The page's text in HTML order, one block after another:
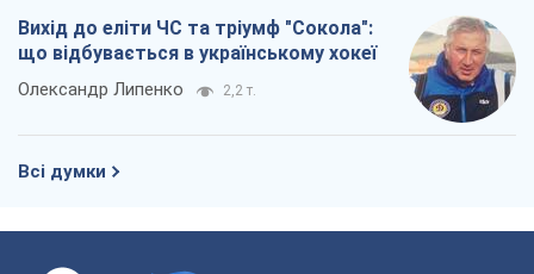
Вихід до еліти ЧС та тріумф "Сокола":
що відбувається в українському хокеї
Олександр Липенко 2,2 т.
Всі думки